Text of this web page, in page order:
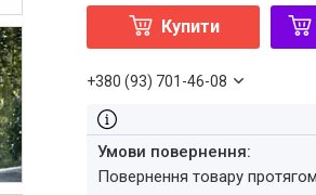
Купити
+380 (93) 701-46-08
повернення товару